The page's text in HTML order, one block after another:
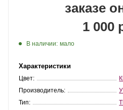
заказе
1 000
В наличии: мало
Характеристики
Цвет:
Производитель:
Тип: